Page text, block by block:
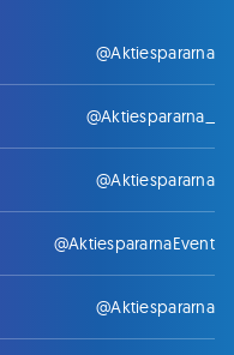
@Aktiespararna
@Aktiespararna_
@Aktiespararna
@AktiespararnaEvent
@Aktiespararna